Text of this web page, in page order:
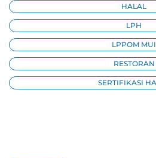
HALAL
LPH
LPPOM MUI
RESTORAN
SERTIFIKASI